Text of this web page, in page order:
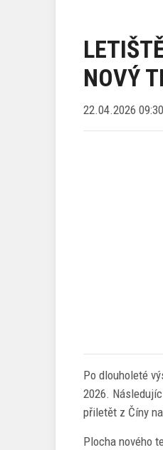
NOVÝ
22.04.2026
Po dlouholeté
2026.
přiletět z Číny
Plocha nového